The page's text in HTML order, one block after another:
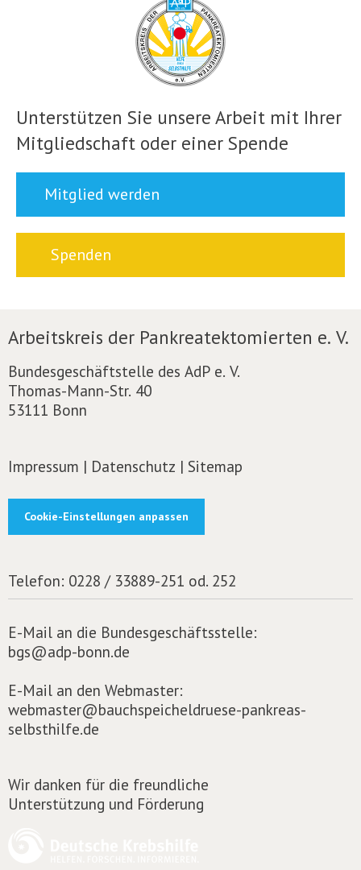
Unterstützen Sie unsere Arbeit mit Ihrer
Mitgliedschaft oder einer Spende
Mitglied werden
Spenden
Arbeitskreis der Pankreatektomierten e. V.
Bundesgeschäftstelle des AdP e. V.
Thomas-Mann-Str. 40
53111 Bonn
Impressum | Datenschutz | Sitemap
Cookie-Einstellungen anpassen
Telefon: 0228 / 33889-251 od. 252
E-Mail an die Bundesgeschäftsstelle:
bgs@adp-bonn.de
E-Mail an den Webmaster:
webmaster@bauchspeicheldruese-pankreas-
selbsthilfe.de
Wir danken für die freundliche
Unterstützung und Förderung